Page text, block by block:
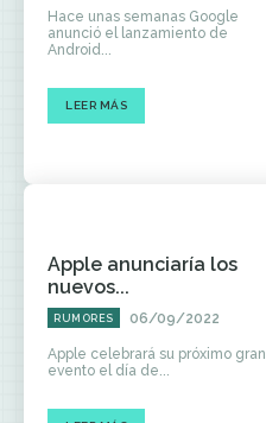
Hace unas semanas Google
anunció el lanzamiento de
Android...
LEER MÁS
Apple anunciaría los
nuevos...
RUMORES 06/09/2022
Apple celebrará su próximo gran
evento el día de...